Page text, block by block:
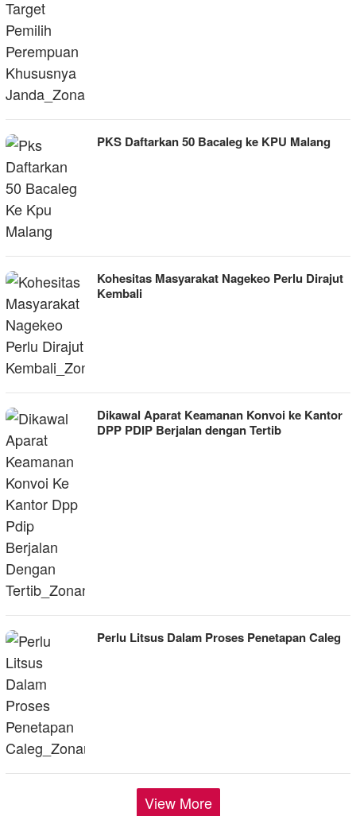
PKS Daftarkan 50 Bacaleg ke KPU Malang
Kohesitas Masyarakat Nagekeo Perlu Dirajut
Kembali
Dikawal Aparat Keamanan Konvoi ke Kantor
DPP PDIP Berjalan dengan Tertib
Perlu Litsus Dalam Proses Penetapan Caleg
View More